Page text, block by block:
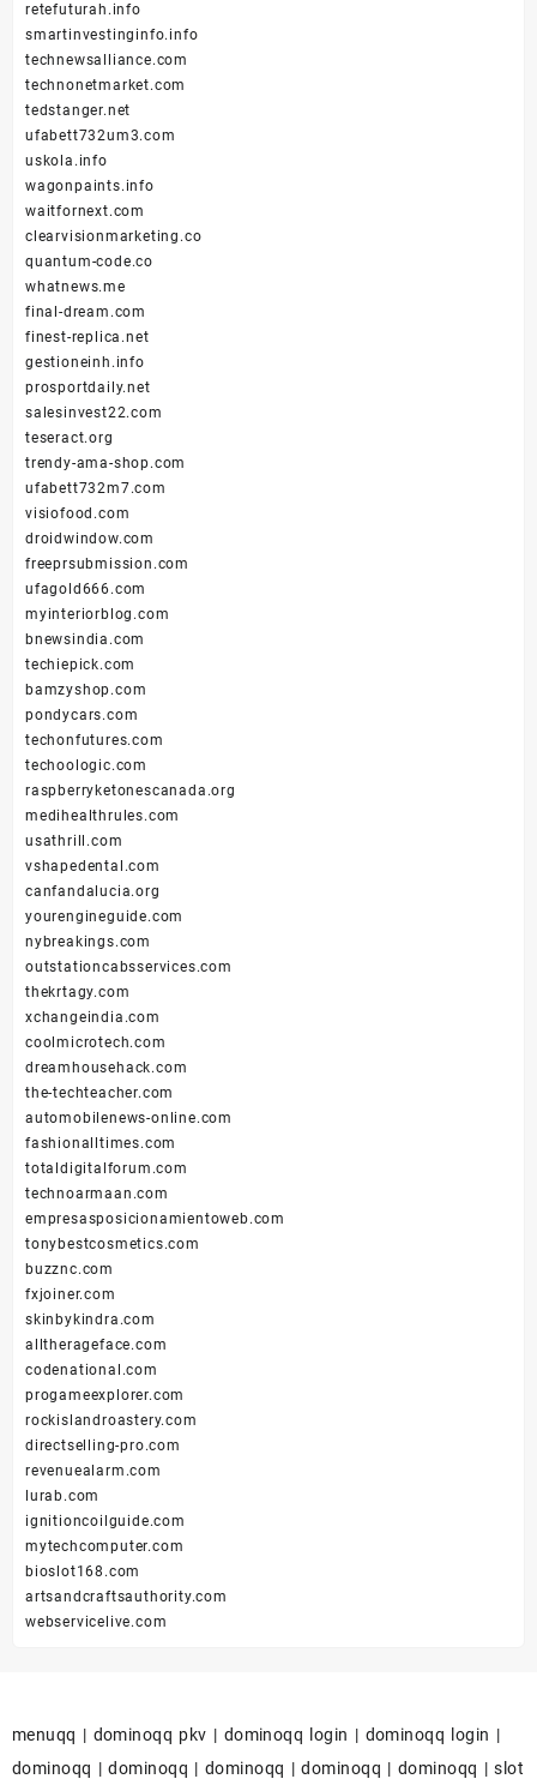
retefuturah.info
smartinvestinginfo.info
technewsalliance.com
technonetmarket.com
tedstanger.net
ufabett732um3.com
uskola.info
wagonpaints.info
waitfornext.com
clearvisionmarketing.co
quantum-code.co
whatnews.me
final-dream.com
finest-replica.net
gestioneinh.info
prosportdaily.net
salesinvest22.com
teseract.org
trendy-ama-shop.com
ufabett732m7.com
visiofood.com
droidwindow.com
freeprsubmission.com
ufagold666.com
myinteriorblog.com
bnewsindia.com
techiepick.com
bamzyshop.com
pondycars.com
techonfutures.com
techoologic.com
raspberryketonescanada.org
medihealthrules.com
usathrill.com
vshapedental.com
canfandalucia.org
yourengineguide.com
nybreakings.com
outstationcabsservices.com
thekrtagy.com
xchangeindia.com
coolmicrotech.com
dreamhousehack.com
the-techteacher.com
automobilenews-online.com
fashionalltimes.com
totaldigitalforum.com
technoarmaan.com
empresasposicionamientoweb.com
tonybestcosmetics.com
buzznc.com
fxjoiner.com
skinbykindra.com
alltherageface.com
codenational.com
progameexplorer.com
rockislandroastery.com
directselling-pro.com
revenuealarm.com
lurab.com
ignitioncoilguide.com
mytechcomputer.com
bioslot168.com
artsandcraftsauthority.com
webservicelive.com
menuqq | dominoqq pkv | dominoqq login | dominoqq login |
dominoqq |dominoqq | dominoqq |dominoqq | dominoqq |slot